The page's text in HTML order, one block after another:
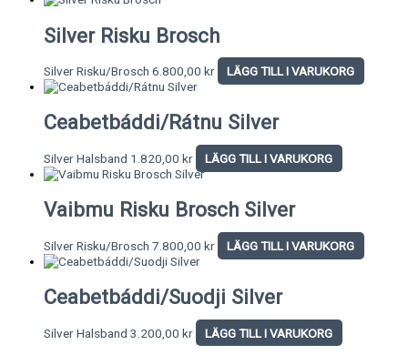
Silver Risku Brosch
Silver Risku/Brosch 6.800,00 kr LÄGG TILL I VARUKORG
Ceabetbáddi/Rátnu Silver
Silver Halsband 1.820,00 kr LÄGG TILL I VARUKORG
Vaibmu Risku Brosch Silver
Silver Risku/Brosch 7.800,00 kr LÄGG TILL I VARUKORG
Ceabetbáddi/Suodji Silver
Silver Halsband 3.200,00 kr LÄGG TILL I VARUKORG